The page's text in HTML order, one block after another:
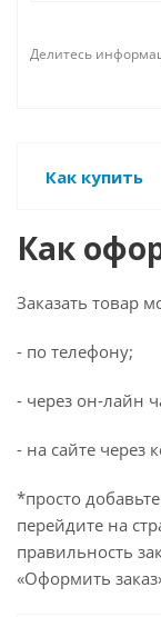
Делитесь
Как купить
Как
Заказать товар
- по телефону;
- через он-лайн
- на сайте через
*просто
перейдите на
правильность
«Оформить